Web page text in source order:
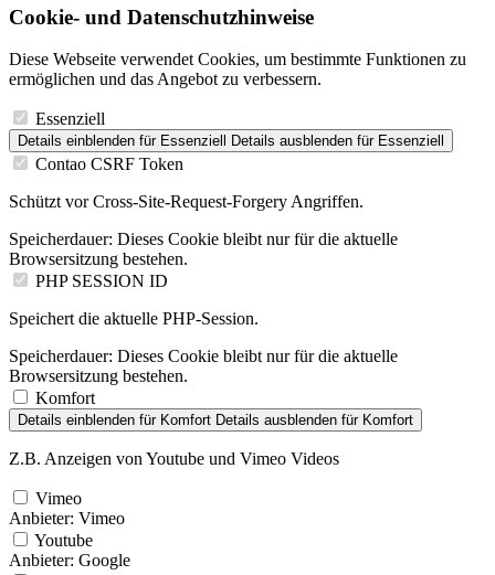
Cookie- und Datenschutzhinweise
Diese Webseite verwendet Cookies, um bestimmte Funktionen zu
ermöglichen und das Angebot zu verbessern.
Essenziell
Details einblenden für Essenziell Details ausblenden für Essenziell
Contao CSRF Token
Schützt vor Cross-Site-Request-Forgery Angriffen.
Speicherdauer: Dieses Cookie bleibt nur für die aktuelle
Browsersitzung bestehen.
PHP SESSION ID
Speichert die aktuelle PHP-Session.
Speicherdauer: Dieses Cookie bleibt nur für die aktuelle
Browsersitzung bestehen.
Komfort
Details einblenden für Komfort Details ausblenden für Komfort
Z.B. Anzeigen von Youtube und Vimeo Videos
Vimeo
Anbieter: Vimeo
Youtube
Anbieter: Google